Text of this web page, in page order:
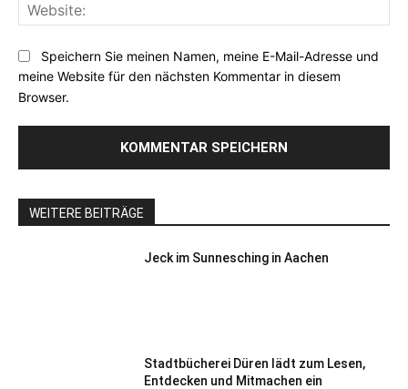
Speichern Sie meinen Namen, meine E-Mail-Adresse und
meine Website für den nächsten Kommentar in diesem
Browser.
WEITERE BEITRÄGE
Jeck im Sunnesching in Aachen
Stadtbücherei Düren lädt zum Lesen,
Entdecken und Mitmachen ein